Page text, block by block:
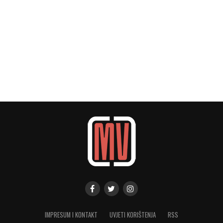
IMPRESUM I KONTAKT UVJETI KORIŠTENJA RSS